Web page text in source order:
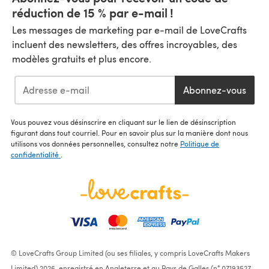
réduction de 15 % par e-mail !
Les messages de marketing par e-mail de LoveCrafts
incluent des newsletters, des offres incroyables, des
modèles gratuits et plus encore.
Abonnez-vous
Vous pouvez vous désinscrire en cliquant sur le lien de désinscription
figurant dans tout courriel. Pour en savoir plus sur la manière dont nous
utilisons vos données personnelles, consultez notre Politique de
confidentialité
© LoveCrafts Group Limited (ou ses filiales, y compris LoveCrafts Makers